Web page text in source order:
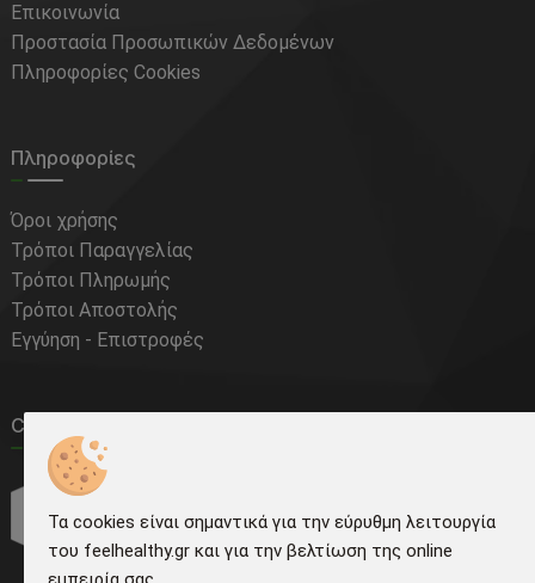
Επικοινωνία
Προστασία Προσωπικών Δεδομένων
Πληροφορίες Cookies
Πληροφορίες
Όροι χρήσης
Τρόποι Παραγγελίας
Τρόποι Πληρωμής
Τρόποι Αποστολής
Εγγύηση - Επιστροφές
Courier Tracking
Τα cookies είναι σημαντικά για την εύρυθμη λειτουργία
του feelhealthy.gr και για την βελτίωση της online